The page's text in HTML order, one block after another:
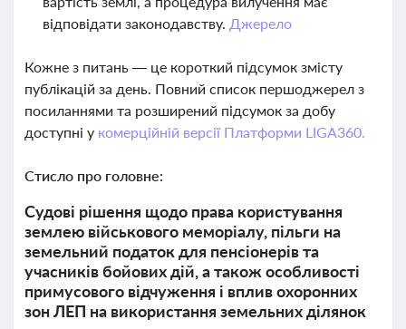
відповідати законодавству. Джерело
Кожне з питань — це короткий підсумок змісту
публікацій за день. Повний список першоджерел з
посиланнями та розширений підсумок за добу
доступні у комерційній версії Платформи LIGA360.
Стисло про головне:
Судові рішення щодо права користування
землею військового меморіалу, пільги на
земельний податок для пенсіонерів та
учасників бойових дій, а також особливості
примусового відчуження і вплив охоронних
зон ЛЕП на використання земельних ділянок